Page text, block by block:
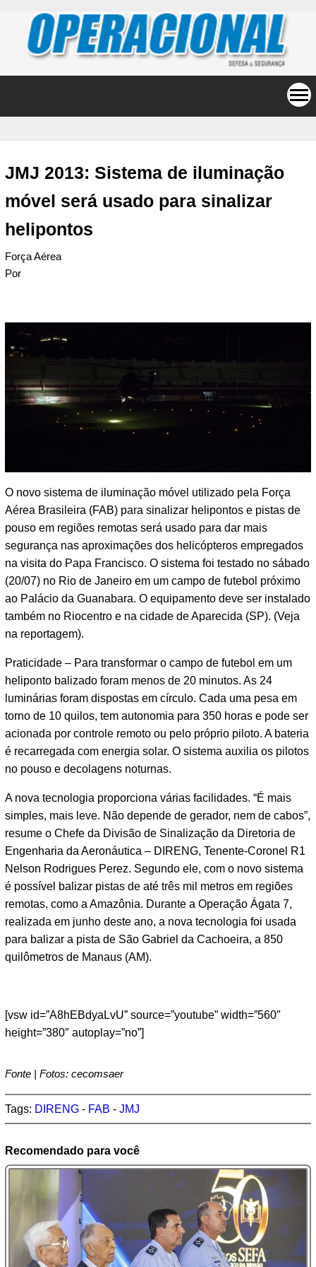
JMJ 2013: Sistema de iluminação
móvel será usado para sinalizar
helipontos
Força Aérea
Por
O novo sistema de iluminação móvel utilizado pela Força
Aérea Brasileira (FAB) para sinalizar helipontos e pistas de
pouso em regiões remotas será usado para dar mais
segurança nas aproximações dos helicópteros empregados
na visita do Papa Francisco. O sistema foi testado no sábado
(20/07) no Rio de Janeiro em um campo de futebol próximo
ao Palácio da Guanabara. O equipamento deve ser instalado
também no Riocentro e na cidade de Aparecida (SP). (Veja
na reportagem).
Praticidade – Para transformar o campo de futebol em um
heliponto balizado foram menos de 20 minutos. As 24
luminárias foram dispostas em círculo. Cada uma pesa em
torno de 10 quilos, tem autonomia para 350 horas e pode ser
acionada por controle remoto ou pelo próprio piloto. A bateria
é recarregada com energia solar. O sistema auxilia os pilotos
no pouso e decolagens noturnas.
A nova tecnologia proporciona várias facilidades. “É mais
simples, mais leve. Não depende de gerador, nem de cabos”,
resume o Chefe da Divisão de Sinalização da Diretoria de
Engenharia da Aeronáutica – DIRENG, Tenente-Coronel R1
Nelson Rodrigues Perez. Segundo ele, com o novo sistema
é possível balizar pistas de até três mil metros em regiões
remotas, como a Amazônia. Durante a Operação Ágata 7,
realizada em junho deste ano, a nova tecnologia foi usada
para balizar a pista de São Gabriel da Cachoeira, a 850
quilômetros de Manaus (AM).
[vsw id=”A8hEBdyaLvU” source=”youtube” width=”560″
height=”380″ autoplay=”no”]
Fonte | Fotos: cecomsaer
Tags: DIRENG - FAB - JMJ
Recomendado para você